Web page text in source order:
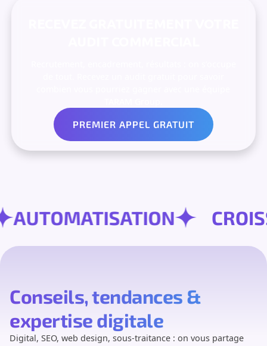
PREMIER APPEL GRATUIT
AUTOMATISATION
Conseils, tendances &
expertise digitale
Digital, SEO, web design, sous-traitance : on vous partage